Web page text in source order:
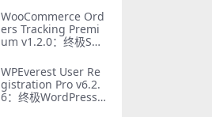
WooCommerce Ord
ers Tracking Premi
um v1.2.0：终极SM
rdPress插件
WPEverest User Re
gistration Pro v6.2.
6：终极WordPress